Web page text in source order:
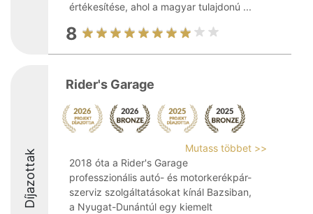
értékesítése, ahol a magyar tulajdonú ...
8
Díjazottak
Rider's Garage
Mutass többet >>
2018 óta a Rider's Garage
professzionális autó- és motorkerékpár-
szerviz szolgáltatásokat kínál Bazsiban,
a Nyugat-Dunántúl egy kiemelt